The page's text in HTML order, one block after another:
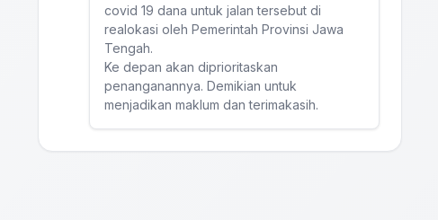
covid 19 dana untuk jalan tersebut di
realokasi oleh Pemerintah Provinsi Jawa
Tengah.
Ke depan akan diprioritaskan
penanganannya. Demikian untuk
menjadikan maklum dan terimakasih.